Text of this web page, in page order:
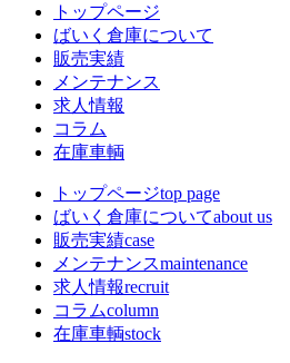
トップページ
ばいく倉庫について
販売実績
メンテナンス
求人情報
コラム
在庫車輌
トップページtop page
ばいく倉庫についてabout us
販売実績case
メンテナンスmaintenance
求人情報recruit
コラムcolumn
在庫車輌stock